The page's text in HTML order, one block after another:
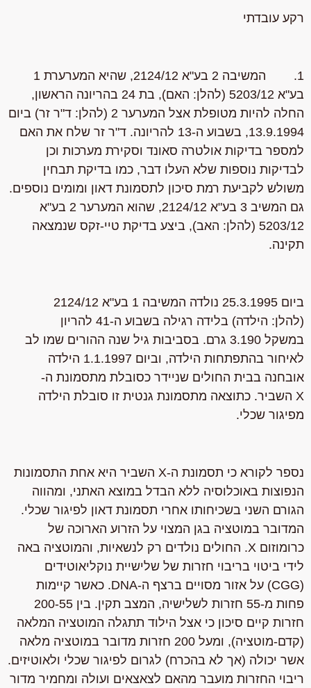
רקע עובדתי
1. המשיבה 2 בע"א 2124/12, שהיא המערערת 1
בע"א 5203/12 (להלן: האם), בת 24 בהריונה הראשון,
החלה להיות מטופלת אצל המערער 2 (להלן: ד"ר זר) ביום
13.9.1994, בשבוע ה-13 להריונה. ד"ר זר שלח את האם
למספר בדיקות אולטרה סאונד וסקירת מערכות וכן
לבדיקות נוספות שלא העלו דבר, כמו בדיקת תבחין
משולש לקביעת רמת סיכון לתסמונת דאון ומומים נוספים.
גם המשיב 3 בע"א 2124/12, שהוא המערער 2 בע"א
5203/12 (להלן: האב), ביצע בדיקת טיי-זקס שנמצאה
תקינה.
ביום 25.3.1995 נולדה המשיבה 1 בע"א 2124/12
(להלן: הילדה) בלידה רגילה בשבוע ה-41 להריון
במשקל 3.190 גרם. בסביבות גיל שנה ההורים שמו לב
לאיחור בהתפתחות הילדה, וביום 1.1.1997 הילדה
אובחנה בבית החולים שניידר כסובלת מתסמונת ה-
X השביר. כתוצאה מתסמונת גנטית זו סובלת הילדה
מפיגור שכלי.
נספר לקורא כי תסמונת ה-X השביר היא אחת התסמונות
הנפוצות באוכלוסיה ללא הבדל במוצא האתני, ומהווה
הגורם השני בשכיחותו אחרי תסמונת דאון לפיגור שכלי.
המדובר במוטציה בגן המצוי על הזרוע הארוכה של
כרומוזום X. החולים נולדים רק לנשאיות, והמוטציה באה
לידי ביטוי בריבוי חזרות של שלישיית נוקליאוטידים
(CGG) על אזור מסויים ברצף ה-DNA. כאשר קיימות
פחות מ-55 חזרות לשלישיה, המצב תקין. בין 200-55
חזרות קיים סיכון כי אצל הילוד תתגלה המוטציה המלאה
(קדם-מוטציה), ומעל 200 חזרות מדובר במוטציה מלאה
אשר יכולה (אך לא בהכרח) לגרום לפיגור שכלי ולאוטיזים.
ריבוי החזרות מועבר מהאם לצאצאים ועולה ומחמיר מדור